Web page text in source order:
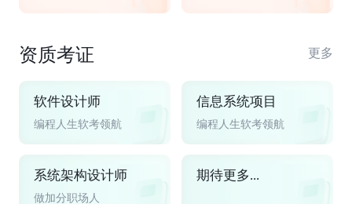
资质考证 更多
软件设计师
编程人生软考领航
信息系统项目
编程人生软考领航
系统架构设计师
做加分职场人
期待更多...